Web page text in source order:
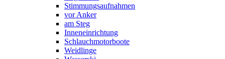
Stimmungsaufnahmen
vor Anker
am Steg
Inneneinrichtung
Schlauchmotorboote
Weidlinge